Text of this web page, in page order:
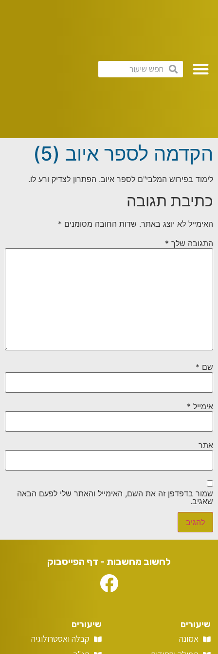
הקדמה לספר איוב (5)
לימוד בפירוש המלבי"ם לספר איוב. הפתרון לצדיק ורע לו.
כתיבת תגובה
האימייל לא יוצג באתר. שדות החובה מסומנים *
התגובה שלך *
שם *
אימייל *
אתר
שמור בדפדפן זה את השם, האימייל והאתר שלי לפעם הבאה
שאגיב.
לחשוב מחשבות - דף הפייסבוק
שיעורים
אמונה
שיעורים
קבלה ואסטרולוגיה